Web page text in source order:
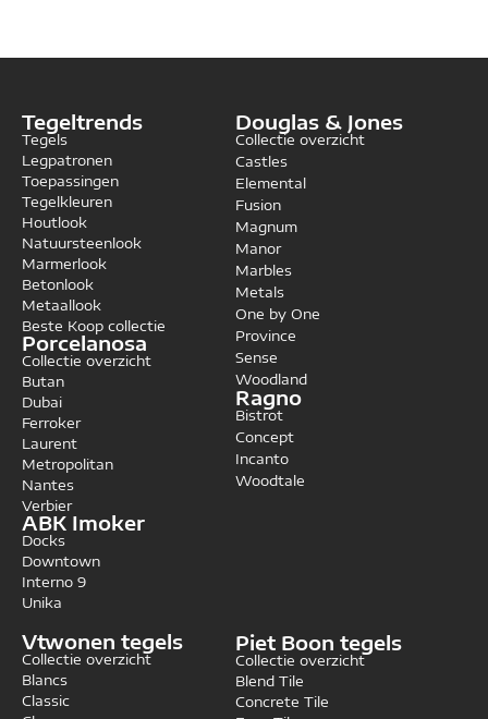
Tegeltrends
Tegels
Legpatronen
Toepassingen
Tegelkleuren
Houtlook
Natuursteenlook
Marmerlook
Betonlook
Metaallook
Beste Koop collectie
Porcelanosa
Collectie overzicht
Butan
Dubai
Ferroker
Laurent
Metropolitan
Nantes
Verbier
ABK Imoker
Docks
Downtown
Interno 9
Unika
Douglas & Jones
Collectie overzicht
Castles
Elemental
Fusion
Magnum
Manor
Marbles
Metals
One by One
Province
Sense
Woodland
Ragno
Bistrot
Concept
Incanto
Woodtale
Vtwonen tegels
Collectie overzicht
Blancs
Classic
Piet Boon tegels
Collectie overzicht
Blend Tile
Concrete Tile